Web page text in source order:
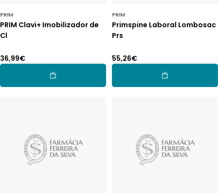
PRIM
PRIM Clavi+ Imobilizador de
Cl
Preço
normal
36,99€
Adicionar Ao Carrinho
PRIM
Primspine Laboral Lombosac
Prs
Preço
normal
55,26€
Adicionar Ao